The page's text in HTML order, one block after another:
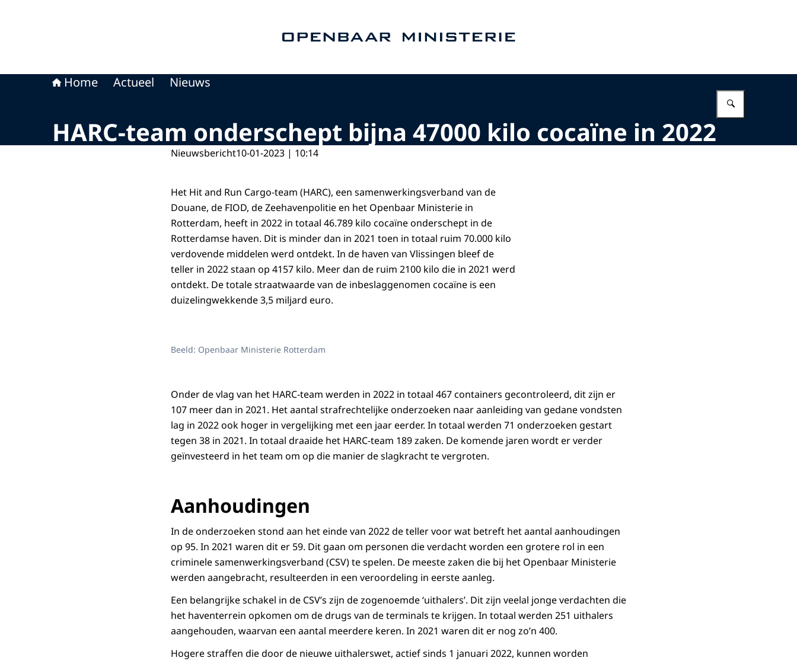
Home Actueel Nieuws
HARC-team onderschept bijna 47000 kilo cocaïne in 2022
Nieuwsbericht10-01-2023 | 10:14
Het Hit and Run Cargo-team (HARC), een samenwerkingsverband van de
Douane, de FIOD, de Zeehavenpolitie en het Openbaar Ministerie in
Rotterdam, heeft in 2022 in totaal 46.789 kilo cocaïne onderschept in de
Rotterdamse haven. Dit is minder dan in 2021 toen in totaal ruim 70.000 kilo
verdovende middelen werd ontdekt. In de haven van Vlissingen bleef de
teller in 2022 staan op 4157 kilo. Meer dan de ruim 2100 kilo die in 2021 werd
ontdekt. De totale straatwaarde van de inbeslaggenomen cocaïne is een
duizelingwekkende 3,5 miljard euro.
Beeld: Openbaar Ministerie Rotterdam
Onder de vlag van het HARC-team werden in 2022 in totaal 467 containers gecontroleerd, dit zijn er
107 meer dan in 2021. Het aantal strafrechtelijke onderzoeken naar aanleiding van gedane vondsten
lag in 2022 ook hoger in vergelijking met een jaar eerder. In totaal werden 71 onderzoeken gestart
tegen 38 in 2021. In totaal draaide het HARC-team 189 zaken. De komende jaren wordt er verder
geïnvesteerd in het team om op die manier de slagkracht te vergroten.
Aanhoudingen
In de onderzoeken stond aan het einde van 2022 de teller voor wat betreft het aantal aanhoudingen
op 95. In 2021 waren dit er 59. Dit gaan om personen die verdacht worden een grotere rol in een
criminele samenwerkingsverband (CSV) te spelen. De meeste zaken die bij het Openbaar Ministerie
werden aangebracht, resulteerden in een veroordeling in eerste aanleg.
Een belangrijke schakel in de CSV’s zijn de zogenoemde ‘uithalers’. Dit zijn veelal jonge verdachten die
het haventerrein opkomen om de drugs van de terminals te krijgen. In totaal werden 251 uithalers
aangehouden, waarvan een aantal meerdere keren. In 2021 waren dit er nog zo’n 400.
Hogere straffen die door de nieuwe uithalerswet, actief sinds 1 januari 2022, kunnen worden